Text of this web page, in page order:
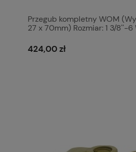
Przegub kompletny WOM
27 x 70mm) Rozmiar: 1 3/8''-6
Referencyjny: Ov. S.6421
424,00 zł